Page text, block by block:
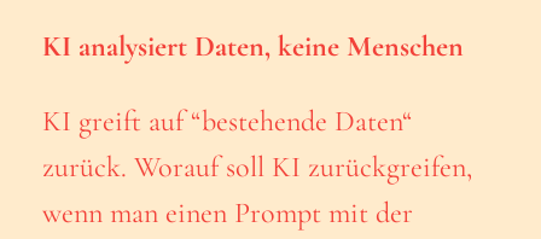
KI analysiert Daten, keine Menschen
KI greift auf “bestehende Daten“
zurück. Worauf soll KI zurückgreifen,
wenn man einen Prompt mit der